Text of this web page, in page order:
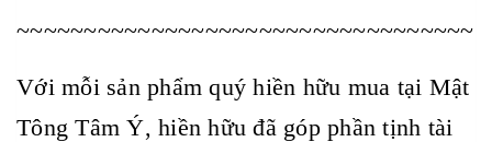
~~~~~~~~~~~~~~~~~~~~~~~~~~~~~~~~~~
Với mỗi sản phẩm quý hiền hữu mua tại Mật
Tông Tâm Ý, hiền hữu đã góp phần tịnh tài